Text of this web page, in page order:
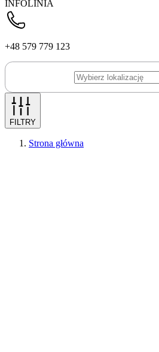
INFOLINIA
+48 579 779 123
FILTRY
Strona główna